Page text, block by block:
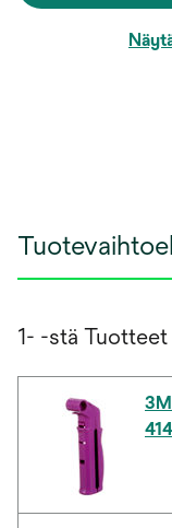
1- -stä Tuotteet